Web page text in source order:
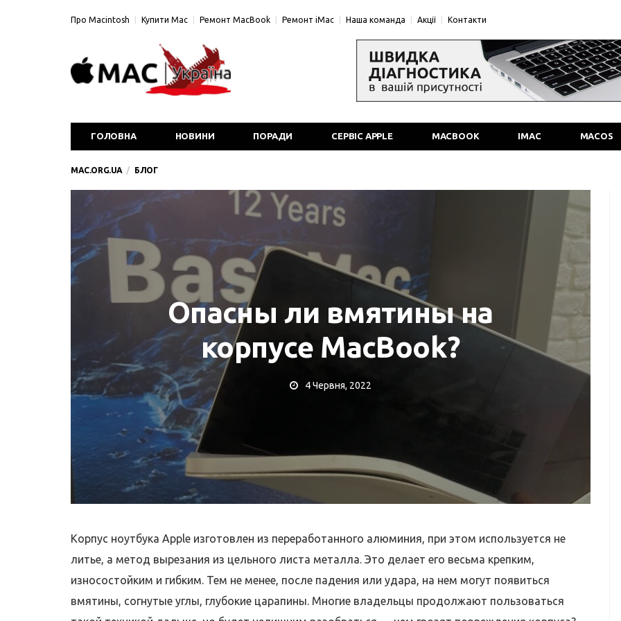
Про Macintosh Купити Mac Ремонт MacBook Ремонт iMac Наша команда Акції Контакти
ГОЛОВНА НОВИНИ ПОРАДИ СЕРВІС APPLE MACBOOK IMAC MACOS
MAC.ORG.UA БЛОГ
Опасны ли вмятины на
корпусе MacBook?
4 Червня, 2022
Корпус ноутбука Apple изготовлен из переработанного алюминия, при этом используется не
литье, а метод вырезания из цельного листа металла. Это делает его весьма крепким,
износостойким и гибким. Тем не менее, после падения или удара, на нем могут появиться
вмятины, согнутые углы, глубокие царапины. Многие владельцы продолжают пользоваться
РЕМОНТ MACBOOK
Ремонт MacBook